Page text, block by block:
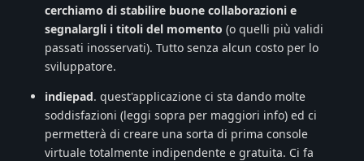
cerchiamo di stabilire buone collaborazioni e
segnalargli i titoli del momento (o quelli più validi
passati inosservati). Tutto senza alcun costo per lo
sviluppatore.
indiepad. quest'applicazione ci sta dando molte
soddisfazioni (leggi sopra per maggiori info) ed ci
permetterà di creare una sorta di prima console
virtuale totalmente indipendente e gratuita. Ci fa